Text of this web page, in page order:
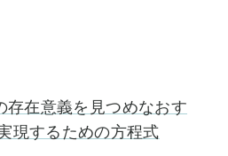
在意義を見つめなおす
現するための方程式